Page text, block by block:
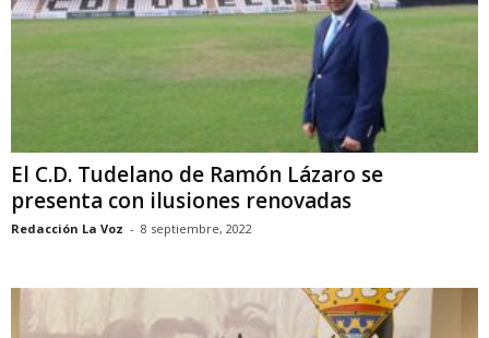
El C.D. Tudelano de Ramón Lázaro se
presenta con ilusiones renovadas
Redacción La Voz - 8 septiembre, 2022